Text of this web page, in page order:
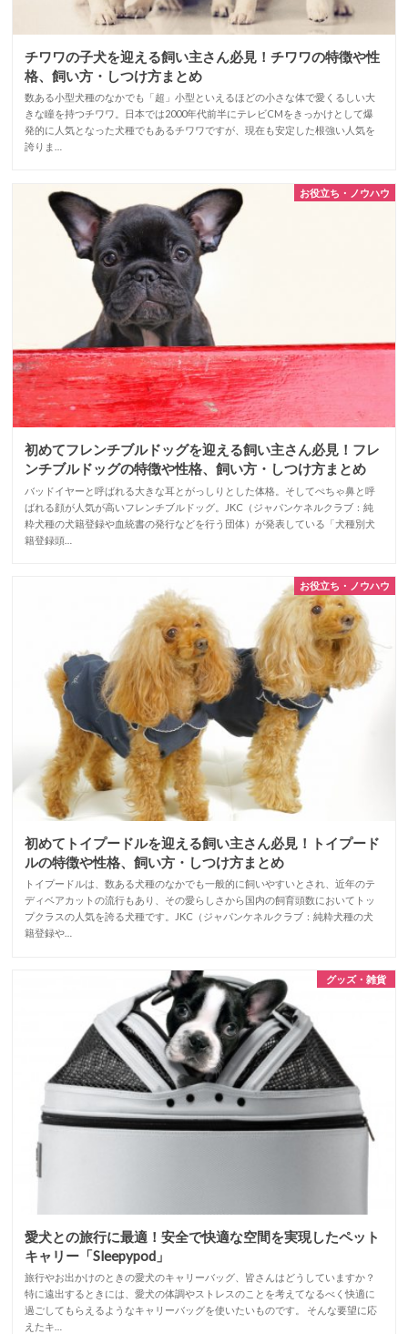
チワワの子犬を迎える飼い主さん必見！チワワの特徴や性
格、飼い方・しつけ方まとめ
数ある小型犬種のなかでも「超」小型といえるほどの小さな体で愛くるしい大
きな瞳を持つチワワ。日本では2000年代前半にテレビCMをきっかけとして爆
発的に人気となった犬種でもあるチワワですが、現在も安定した根強い人気を
誇りま…
お役立ち・ノウハウ
初めてフレンチブルドッグを迎える飼い主さん必見！フレ
ンチブルドッグの特徴や性格、飼い方・しつけ方まとめ
バッドイヤーと呼ばれる大きな耳とがっしりとした体格。そしてぺちゃ鼻と呼
ばれる顔が人気が高いフレンチブルドッグ。JKC（ジャパンケネルクラブ：純
粋犬種の犬籍登録や血統書の発行などを行う団体）が発表している「犬種別犬
籍登録頭…
お役立ち・ノウハウ
初めてトイプードルを迎える飼い主さん必見！トイプード
ルの特徴や性格、飼い方・しつけ方まとめ
トイプードルは、数ある犬種のなかでも一般的に飼いやすいとされ、近年のテ
ディベアカットの流行もあり、その愛らしさから国内の飼育頭数においてトッ
プクラスの人気を誇る犬種です。JKC（ジャパンケネルクラブ：純粋犬種の犬
籍登録や…
グッズ・雑貨
愛犬との旅行に最適！安全で快適な空間を実現したペット
キャリー「Sleepypod」
旅行やお出かけのときの愛犬のキャリーバッグ、皆さんはどうしていますか？
特に遠出するときには、愛犬の体調やストレスのことを考えてなるべく快適に
過ごしてもらえるようなキャリーバッグを使いたいものです。 そんな要望に応
えたキ…